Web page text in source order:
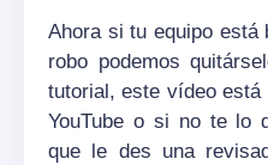
Ahora si tu equipo está
robo podemos
tutorial, este vídeo está
YouTube o si no te lo
que le des una